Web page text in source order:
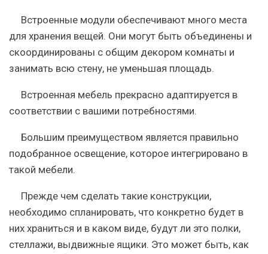
Встроенные модули обеспечивают много места
для хранения вещей. Они могут быть объединены и
скоординированы с общим декором комнаты и
занимать всю стену, не уменьшая площадь.
Встроенная мебель прекрасно адаптируется в
соответствии с вашими потребностями.
Большим преимуществом является правильно
подобранное освещение, которое интегрировано в
такой мебели.
Прежде чем сделать такие конструкции,
необходимо спланировать, что конкретно будет в
них храниться и в каком виде, будут ли это полки,
стеллажи, выдвижные ящики. Это может быть, как